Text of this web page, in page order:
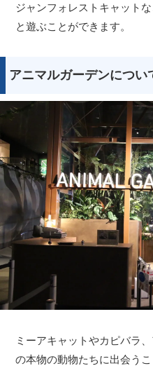
ジャンフォレストキャット
と遊ぶことができます。
アニマルガーデンについ
ミーアキャットやカピバラ
の本物の動物たちに出会う